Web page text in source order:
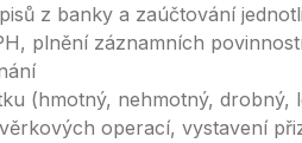
z banky a zaúčtování
plnění záznamních
(hmotný, nehmotný, drobný,
operací, vystavení